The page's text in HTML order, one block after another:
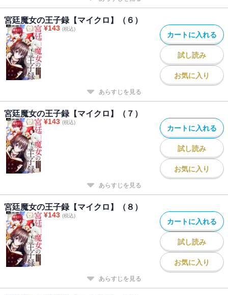
宮廷魔女の王子録【マイクロ】（６）
¥143 (税込)
カートに入れる
試し読み
お気に入り
あらすじを見る
宮廷魔女の王子録【マイクロ】（７）
¥143 (税込)
カートに入れる
試し読み
お気に入り
あらすじを見る
宮廷魔女の王子録【マイクロ】（８）
¥143 (税込)
カートに入れる
試し読み
お気に入り
あらすじを見る